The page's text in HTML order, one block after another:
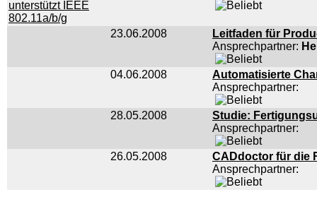
23.06.2008
Leitfaden für
Ansprechpartner:
04.06.2008
Automatisierte
Ansprechpartner:
28.05.2008
Studie:
Ansprechpartner:
26.05.2008
CADdoctor für die
Ansprechpartner: